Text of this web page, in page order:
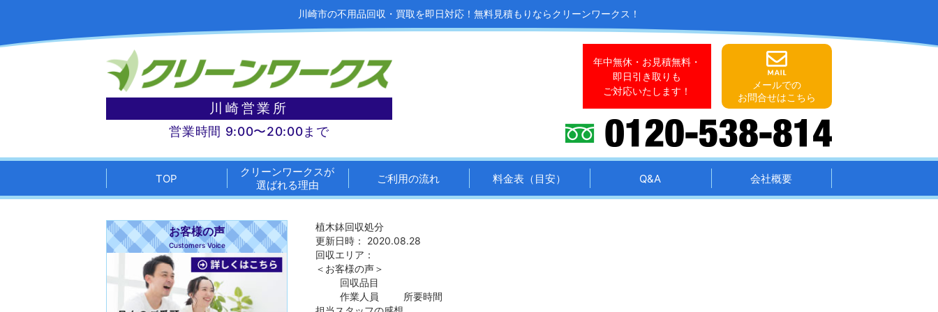
川崎市の不用品回収・買取を即日対応！ 無料見積もりならクリーンワークス！
川崎営業所
営業時間 9:00〜20:00まで
年中無休・お見積無料・
即日引き取りも
ご対応いたします！
メールでの
お問合せはこちら
TOP
クリーンワークスが
選ばれる理由
ご利用の流れ 料金表（目安） Q&A 会社概要
植木鉢回収処分
更新日時： 2020.08.28
回収エリア：
＜お客様の声＞
回収品目
作業人員
所要時間
お客様の声
Customers Voice